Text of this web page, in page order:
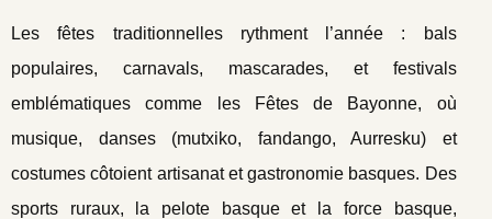
Les fêtes traditionnelles rythment l’année : bals
populaires, carnavals, mascarades, et festivals
emblématiques comme les Fêtes de Bayonne, où
musique, danses (mutxiko, fandango, Aurresku) et
costumes côtoient artisanat et gastronomie basques. Des
sports ruraux, la pelote basque et la force basque,